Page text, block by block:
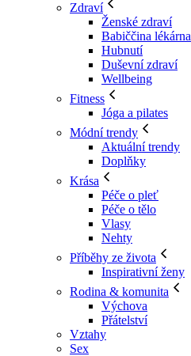
Zdraví
Ženské zdraví
Babiččina lékárna
Hubnutí
Duševní zdraví
Wellbeing
Fitness
Jóga a pilates
Módní trendy
Aktuální trendy
Doplňky
Krása
Péče o pleť
Péče o tělo
Vlasy
Nehty
Příběhy ze života
Inspirativní ženy
Rodina & komunita
Výchova
Přátelství
Vztahy
Sex